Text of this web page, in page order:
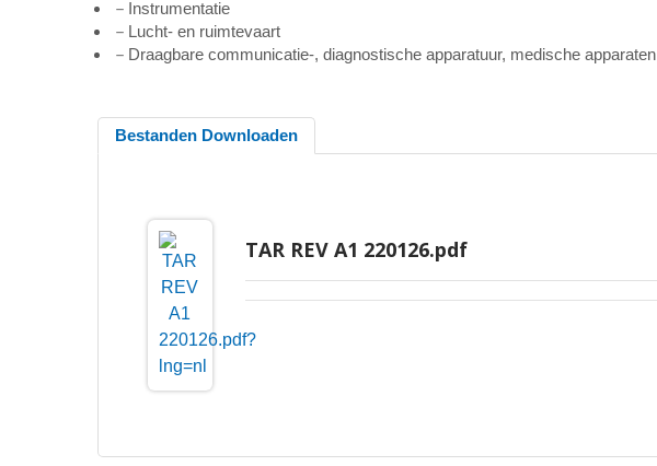
－Instrumentatie
－Lucht- en ruimtevaart
－Draagbare communicatie-, diagnostische apparatuur, medische apparaten
Bestanden Downloaden
TAR REV A1 220126.pdf